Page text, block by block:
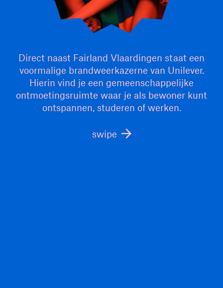
Direct naast Fairland Vlaardingen staat een
voormalige brandweerkazerne van Unilever.
Hierin vind je een gemeenschappelijke
ontmoetingsruimte waar je als bewoner kunt
ontspannen, studeren of werken.
swipe